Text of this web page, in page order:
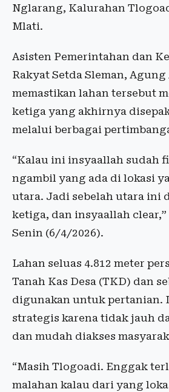
Nglarang, Kalurahan
Mlati.
Asisten Pemerintahan dan
Rakyat Setda Sleman,
memastikan lahan tersebut
ketiga yang akhirnya
melalui berbagai
“Kalau ini insyaallah sudah
ngambil yang ada di lokasi
utara. Jadi sebelah utara ini
ketiga, dan insyaallah
Senin (6/4/2026).
Lahan seluas 4.812 meter
Tanah Kas Desa (TKD) dan
digunakan untuk pertanian.
strategis karena tidak jauh
dan mudah diakses
“Masih Tlogoadi. Enggak
malahan kalau dari yang